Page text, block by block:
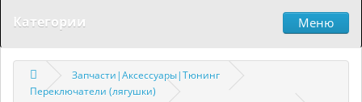
Категории Меню
Запчасти|Аксессуары|Тюнинг
Переключатели (лягушки)